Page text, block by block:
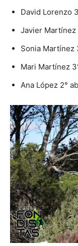
David Lorenzo
Javier Martínez
Sonia Martínez
Mari Martínez
Ana López 2°